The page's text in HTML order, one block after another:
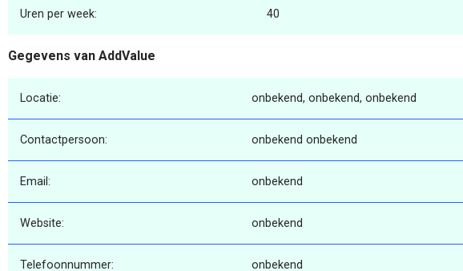
Uren per week: 40
Gegevens van AddValue
Locatie: onbekend, onbekend, onbekend
Contactpersoon: onbekend onbekend
Email: onbekend
Website: onbekend
Telefoonnummer: onbekend